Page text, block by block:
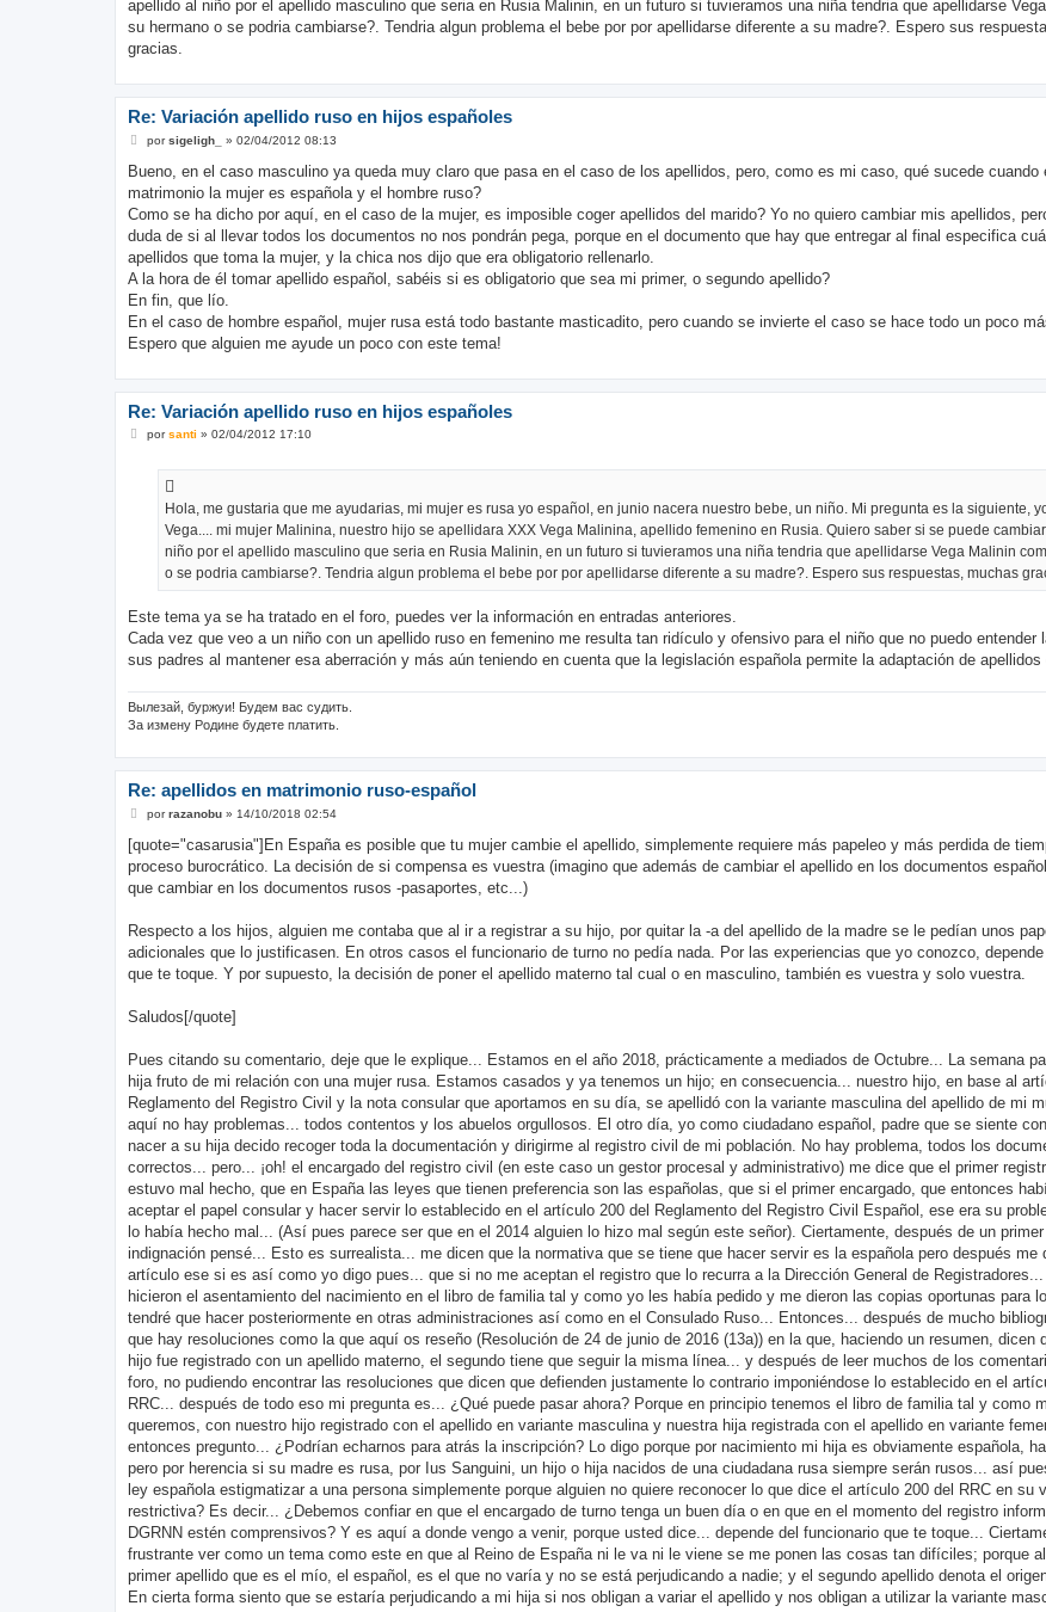
apellido al niño por el apellido masculino que seria en Rusia Malinin, en un futuro si tuvieramos una niña tendria que apellidarse
su hermano o se podria cambiarse?. Tendria algun problema el bebe por por apellidarse diferente a su madre?. Espero sus
gracias.
Re: Variación apellido ruso en hijos españoles
M
n
a
j
porsigeligh_ » 02/04/2012 08:13
Bueno, en el caso masculino ya queda muy claro que pasa en el caso de los apellidos, pero, como es mi caso, qué sucede cuando
matrimonio la mujer es española y el hombre ruso?
Como se ha dicho por aquí, en el caso de la mujer, es imposible coger apellidos del marido? Yo no quiero cambiar mis apellidos,
duda de si al llevar todos los documentos no nos pondrán pega, porque en el documento que hay que entregar al final especifica
apellidos que toma la mujer, y la chica nos dijo que era obligatorio rellenarlo.
A la hora de él tomar apellido español, sabéis si es obligatorio que sea mi primer, o segundo apellido?
En fin, que lío.
En el caso de hombre español, mujer rusa está todo bastante masticadito, pero cuando se invierte el caso se hace todo un poco
Espero que alguien me ayude un poco con este tema!
Re: Variación apellido ruso en hijos españoles
Mporsanti » 02/04/2012 17:10
Hola, me gustaria que me ayudarias, mi mujer es rusa yo español, en junio nacera nuestro bebe, un niño. Mi pregunta es la siguiente,
Vega.... mi mujer Malinina, nuestro hijo se apellidara XXX Vega Malinina, apellido femenino en Rusia. Quiero saber si se puede
niño por el apellido masculino que seria en Rusia Malinin, en un futuro si tuvieramos una niña tendria que apellidarse Vega Malinin
o se podria cambiarse?. Tendria algun problema el bebe por por apellidarse diferente a su madre?. Espero sus respuestas, muchas
Este tema ya se ha tratado en el foro, puedes ver la información en entradas anteriores.
Cada vez que veo a un niño con un apellido ruso en femenino me resulta tan ridículo y ofensivo para el niño que no puedo entender
sus padres al mantener esa aberración y más aún teniendo en cuenta que la legislación española permite la adaptación de apellidos
Вылезай, буржуи! Будем вас судить.
За измену Родине будете платить.
Re: apellidos en matrimonio ruso-español
M
n
a
j
porrazanobu» 14/10/2018 02:54
[quote="casarusia"]En España es posible que tu mujer cambie el apellido, simplemente requiere más papeleo y más perdida de
proceso burocrático. La decisión de si compensa es vuestra (imagino que además de cambiar el apellido en los documentos
que cambiar en los documentos rusos -pasaportes, etc...)
Respecto a los hijos, alguien me contaba que al ir a registrar a su hijo, por quitar la -a del apellido de la madre se le pedían unos
adicionales que lo justificasen. En otros casos el funcionario de turno no pedía nada. Por las experiencias que yo conozco,
que te toque. Y por supuesto, la decisión de poner el apellido materno tal cual o en masculino, también es vuestra y solo vuestra.
Saludos[/quote]
Pues citando su comentario, deje que le explique... Estamos en el año 2018, prácticamente a mediados de Octubre... La semana
hija fruto de mi relación con una mujer rusa. Estamos casados y ya tenemos un hijo; en consecuencia... nuestro hijo, en base al
Reglamento del Registro Civil y la nota consular que aportamos en su día, se apellidó con la variante masculina del apellido de mi
aquí no hay problemas... todos contentos y los abuelos orgullosos. El otro día, yo como ciudadano español, padre que se siente
nacer a su hija decido recoger toda la documentación y dirigirme al registro civil de mi población. No hay problema, todos los
correctos... pero... ¡oh! el encargado del registro civil (en este caso un gestor procesal y administrativo) me dice que el primer
estuvo mal hecho, que en España las leyes que tienen preferencia son las españolas, que si el primer encargado, que entonces
aceptar el papel consular y hacer servir lo establecido en el artículo 200 del Reglamento del Registro Civil Español, ese era su
lo había hecho mal... (Así pues parece ser que en el 2014 alguien lo hizo mal según este señor). Ciertamente, después de un
indignación pensé... Esto es surrealista... me dicen que la normativa que se tiene que hacer servir es la española pero después me
artículo ese si es así como yo digo pues... que si no me aceptan el registro que lo recurra a la Dirección General de Registradores...
hicieron el asentamiento del nacimiento en el libro de familia tal y como yo les había pedido y me dieron las copias oportunas para
tendré que hacer posteriormente en otras administraciones así como en el Consulado Ruso... Entonces... después de mucho
que hay resoluciones como la que aquí os reseño (Resolución de 24 de junio de 2016 (13a)) en la que, haciendo un resumen, dicen
hijo fue registrado con un apellido materno, el segundo tiene que seguir la misma línea... y después de leer muchos de los
foro, no pudiendo encontrar las resoluciones que dicen que defienden justamente lo contrario imponiéndose lo establecido en el
RRC... después de todo eso mi pregunta es... ¿Qué puede pasar ahora? Porque en principio tenemos el libro de familia tal y como
queremos, con nuestro hijo registrado con el apellido en variante masculina y nuestra hija registrada con el apellido en variante
entonces pregunto... ¿Podrían echarnos para atrás la inscripción? Lo digo porque por nacimiento mi hija es obviamente española,
pero por herencia si su madre es rusa, por Ius Sanguini, un hijo o hija nacidos de una ciudadana rusa siempre serán rusos... así
ley española estigmatizar a una persona simplemente porque alguien no quiere reconocer lo que dice el artículo 200 del RRC en su
restrictiva? Es decir... ¿Debemos confiar en que el encargado de turno tenga un buen día o en que en el momento del registro
DGRNN estén comprensivos? Y es aquí a donde vengo a venir, porque usted dice... depende del funcionario que te toque...
frustrante ver como un tema como este en que al Reino de España ni le va ni le viene se me ponen las cosas tan difíciles; porque
primer apellido que es el mío, el español, es el que no varía y no se está perjudicando a nadie; y el segundo apellido denota el
En cierta forma siento que se estaría perjudicando a mi hija si nos obligan a variar el apellido y nos obligan a utilizar la variante